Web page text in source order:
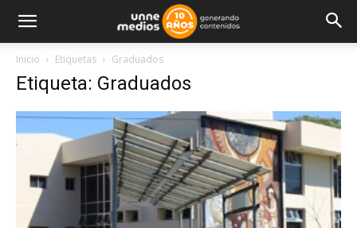
Inicio Etiquetas Graduados
Etiqueta: Graduados